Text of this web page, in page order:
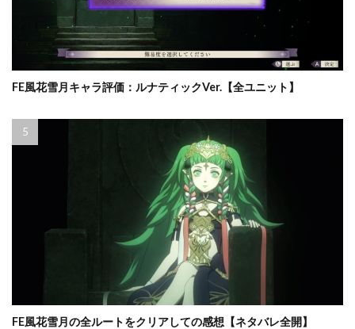
FE風花雪月キャラ評価：ルナティックVer.【全ユニット】
FE風花雪月の全ルートをクリアしての感想【ネタバレ全開】